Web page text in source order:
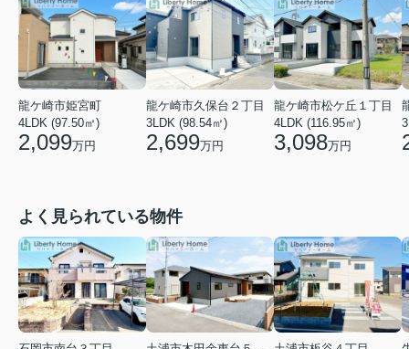
龍ケ崎市姫宮町
4LDK (97.50㎡)
2,099万円
龍ケ崎市久保台２丁目
3LDK (98.54㎡)
2,699万円
龍ケ崎市松ケ丘１丁目
4LDK (116.95㎡)
3,098万円
よく見られている物件